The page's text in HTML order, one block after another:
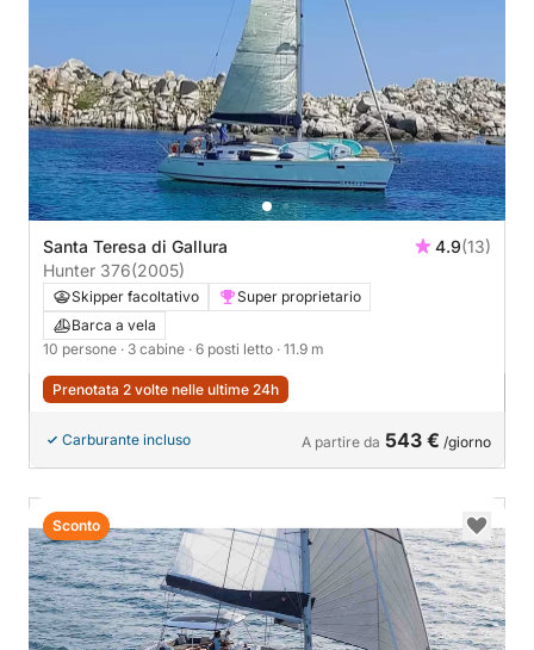
Santa Teresa di Gallura 4.9(13)
Hunter 376(2005)
Skipper facoltativo
Super proprietario
Barca a vela
10 persone · 3 cabine · 6 posti letto · 11.9 m
Prenotata 2 volte nelle ultime 24h
Carburante incluso A partire da 543 € /giorno
Sconto